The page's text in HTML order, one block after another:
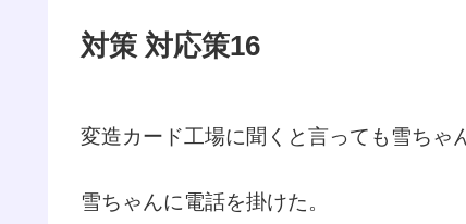
対策 対応策16
変造カード工場に聞くと言っても雪ちゃ
雪ちゃんに電話を掛けた。